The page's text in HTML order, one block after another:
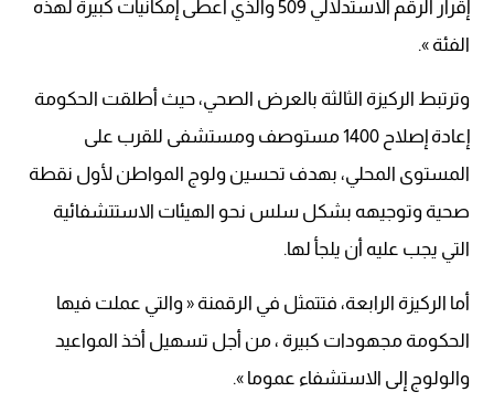
إقرار الرقم الاستدلالي 509 والذي أعطى إمكانيات كبيرة لهذه
الفئة ».
وترتبط الركيزة الثالثة بالعرض الصحي، حيث أطلقت الحكومة
إعادة إصلاح 1400 مستوصف ومستشفى للقرب على
المستوى المحلي، بهدف تحسين ولوج المواطن لأول نقطة
صحية وتوجيهه بشكل سلس نحو الهيئات الاستتشفائية
التي يجب عليه أن يلجأ لها.
أما الركيزة الرابعة، فتتمثل في الرقمنة « والتي عملت فيها
الحكومة مجهودات كبيرة ، من أجل تسهيل أخذ المواعيد
والولوج إلى الاستشفاء عموما ».